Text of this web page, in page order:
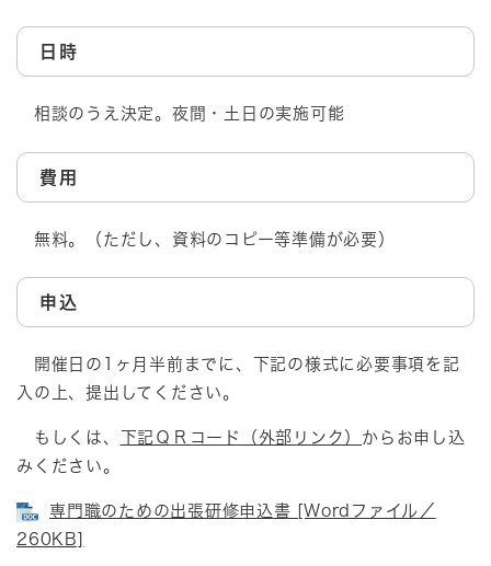
日時
相談のうえ決定。夜間・土日の実施可能
費用
無料。（ただし、資料のコピー等準備が必要）
申込
開催日の1ヶ月半前までに、下記の様式に必要事項を記
入の上、提出してください。
もしくは、 下記ＱＲコード（外部リンク） からお申し込
みください。
専門職のための出張研修申込書 [Wordファイル／
260KB]